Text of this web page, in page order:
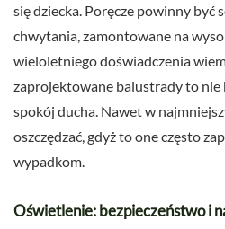
się dziecka. Poręcze powinny być
chwytania, zamontowane na
wieloletniego doświadczenia
zaprojektowane balustrady to nie
spokój ducha. Nawet w
oszczędzać, gdyż to one często
wypadkom.
Oświetlenie: bezpieczeństwo i